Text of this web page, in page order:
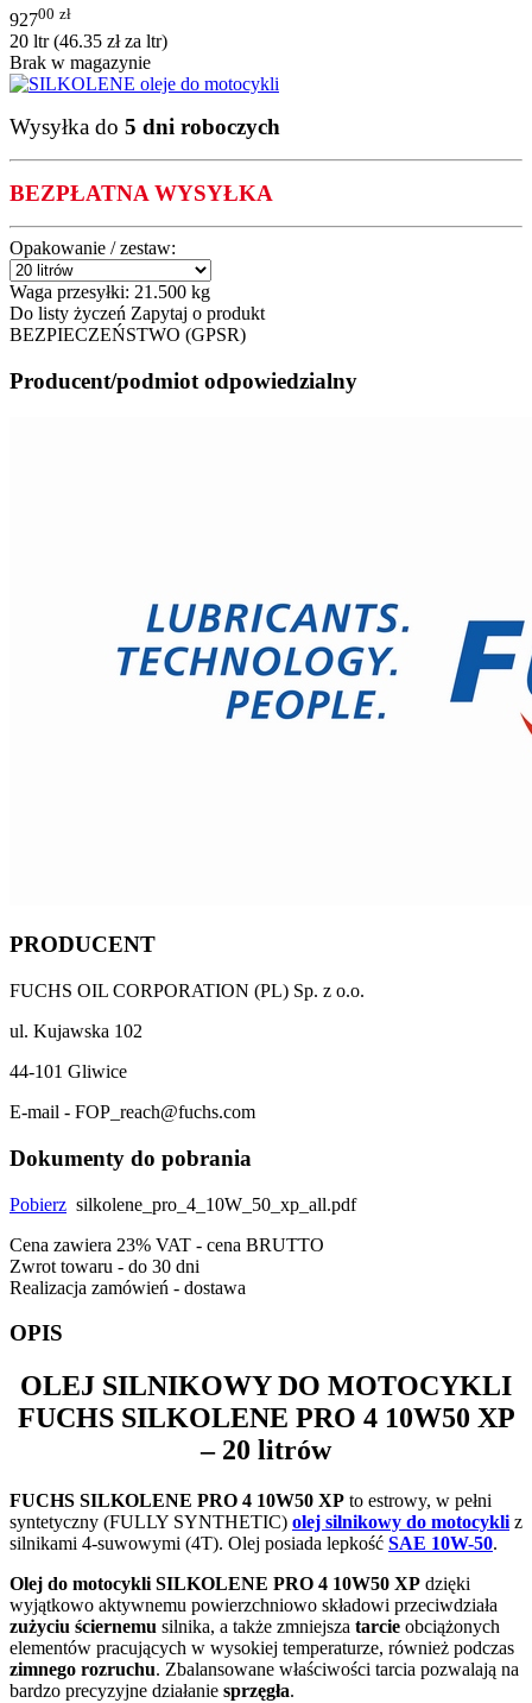
92700 zł
20 ltr (46.35 złza ltr)
Brak w magazynie
Wysyłka do 5 dni roboczych
BEZPŁATNA WYSYŁKA
Opakowanie / zestaw:
Waga przesyłki: 21.500 kg
Do listy życzeń Zapytaj o produkt
BEZPIECZEŃSTWO (GPSR)
Producent/podmiot odpowiedzialny
PRODUCENT
FUCHS OIL CORPORATION (PL) Sp. z o.o.
ul. Kujawska 102
44-101 Gliwice
E-mail - FOP_reach@fuchs.com
Dokumenty do pobrania
Pobierz silkolene_pro_4_10W_50_xp_all.pdf
Cena zawiera 23% VAT - cena BRUTTO
Zwrot towaru - do 30 dni
Realizacja zamówień - dostawa
OPIS
OLEJ SILNIKOWY DO MOTOCYKLI
FUCHS SILKOLENE PRO 4 10W50 XP
– 20 litrów
FUCHS SILKOLENE PRO 4 10W50 XP to estrowy, w pełni
syntetyczny (FULLY SYNTHETIC) olej silnikowy do motocykli z
silnikami 4-suwowymi (4T). Olej posiada lepkość SAE 10W-50.
Olej do motocykli SILKOLENE PRO 4 10W50 XP dzięki
wyjątkowo aktywnemu powierzchniowo składowi przeciwdziała
zużyciu ściernemu silnika, a także zmniejsza tarcie obciążonych
elementów pracujących w wysokiej temperaturze, również podczas
zimnego rozruchu. Zbalansowane właściwości tarcia pozwalają na
bardzo precyzyjne działanie sprzęgła.